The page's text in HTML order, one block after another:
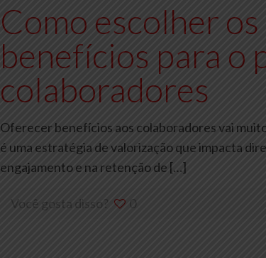
Como escolher
benefícios para o
colaboradores
Oferecer benefícios aos colaboradores vai
é uma estratégia de valorização que impacta
engajamento e na retenção de […]
Você gosta disso? 0